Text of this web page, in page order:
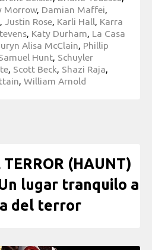
Morrow, Damian Maffei,
, Justin Rose, Karli Hall, Karra
, Katy Durham, La Casa
Alisa McClain, Phillip
Hunt, Schuyler
, Scott Beck, Shazi Raja,
, William Arnold
TERROR (HAUNT)
lugar tranquilo a
del terror